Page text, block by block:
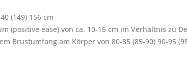
(149) 156 cm
(positive ease) von ca. 10-15 cm im Verhältnis zu
Brustumfang am Körper von 80-85 (85-90) 90-95